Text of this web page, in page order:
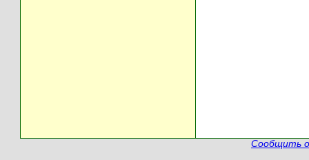
Сообщить о